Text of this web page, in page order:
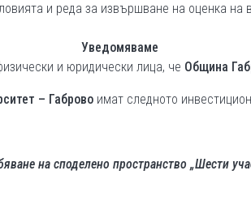
и реда за извършване на оценка на
Уведомяваме
и юридически лица, че Община
– Габровоимат следното
на споделено пространство „Шести